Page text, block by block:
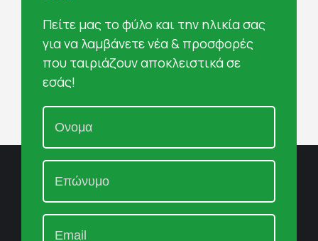
Πείτε μας το φύλο και την ηλικία σας
για να λαμβάνετε νέα & προσφορές
που ταιριάζουν αποκλειστικά σε
εσάς!